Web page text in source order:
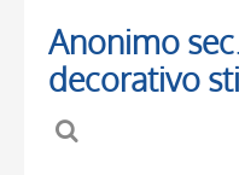
Anonimo
decorativo